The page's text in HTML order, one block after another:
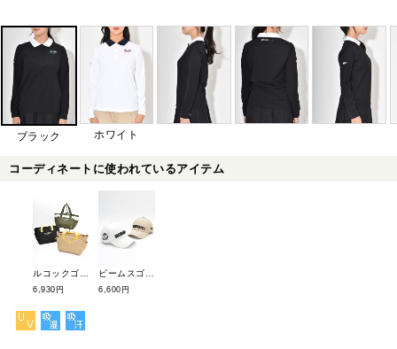
ブラック ホワイト
コーディネートに使われているアイテム
6,930円 6,600円